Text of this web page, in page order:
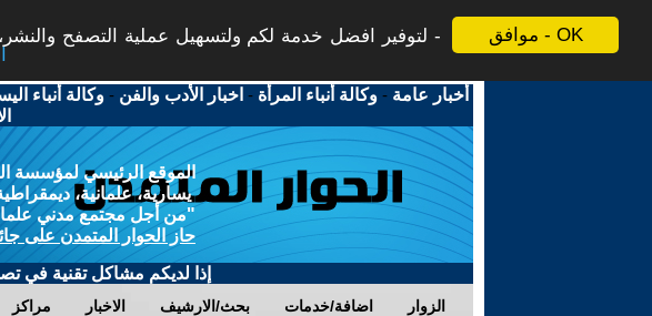
موافق - OK
لتوفير افضل خدمة لكم ولتسهيل عملية التصفح
أخبار عامة -وكالة أنباء المرأة - اخبار الأدب والفن -وكالة أنباء
الموقع الرئيسي لمؤسسة
يسارية، علمانية،
"من أجل مجتمع مدني
حاز الحوار المتمدن على
إذا لديكم مشاكل تقنية في
مراكز الاخبار بحث/الارشيف اضافة/خدمات الزوار